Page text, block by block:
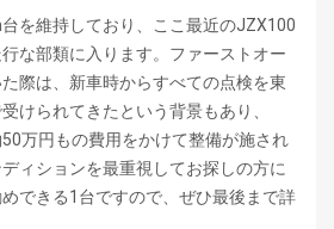
を維持しており、ここ最近のJZX100
な部類に入ります。ファーストオー
際は、新車時からすべての点検を東
けられてきたという背景もあり、
万円もの費用をかけて整備が施され
ィションを最重視してお探しの方に
できる1台ですので、ぜひ最後まで詳